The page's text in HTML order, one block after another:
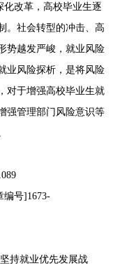
改革，高校毕业生逐
。社会转型的冲击、高
势越发严峻，就业风险
业风险探析，是将风险
对于增强高校毕业生就
强管理部门风险意识等
编号]1673-
持就业优先发展战